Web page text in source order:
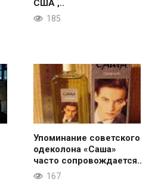
США ,..
185
Упоминание советского
одеколона «Саша»
часто сопровождается..
167